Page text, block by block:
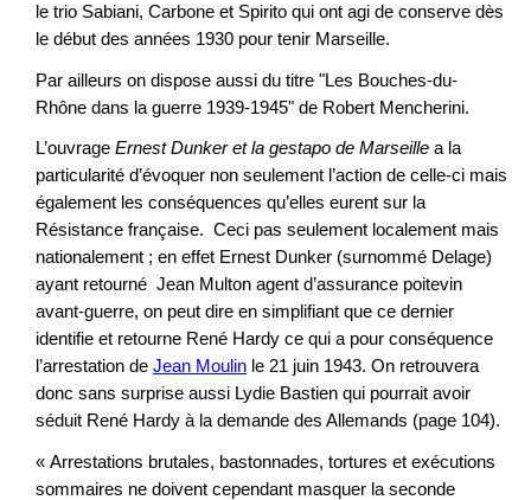
le trio Sabiani, Carbone et Spirito qui ont agi de conserve dès
le début des années 1930 pour tenir Marseille.
Par ailleurs on dispose aussi du titre "Les Bouches-du-
Rhône dans la guerre 1939-1945" de Robert Mencherini.
L’ouvrage Ernest Dunker et la gestapo de Marseille a la
particularité d’évoquer non seulement l’action de celle-ci mais
également les conséquences qu’elles eurent sur la
Résistance française. Ceci pas seulement localement mais
nationalement ; en effet Ernest Dunker (surnommé Delage)
ayant retourné Jean Multon agent d’assurance poitevin
avant-guerre, on peut dire en simplifiant que ce dernier
identifie et retourne René Hardy ce qui a pour conséquence
l’arrestation de Jean Moulin le 21 juin 1943. On retrouvera
donc sans surprise aussi Lydie Bastien qui pourrait avoir
séduit René Hardy à la demande des Allemands (page 104).
« Arrestations brutales, bastonnades, tortures et exécutions
sommaires ne doivent cependant masquer la seconde